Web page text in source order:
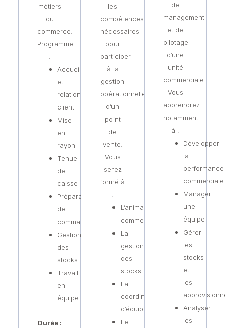
métiers
du
commerce.
Programme
:
Accueil
et
relation
client
Mise
en
rayon
Tenue
de
caisse
Préparation
de
commandes
Gestion
des
stocks
Travail
en
équipe
Durée :
les
compétences
nécessaires
pour
participer
à la
gestion
opérationnelle
d’un
point
de
vente.
Vous
serez
formé à
:
L’animation
commercial
La
gestion
des
stocks
La
coordination
d’équipe
Le
de
management
et de
pilotage
d’une
unité
commerciale.
Vous
apprendrez
notamment
à :
Développer
la
performance
commerciale
Manager
une
équipe
Gérer
les
stocks
et
les
Analyser
les